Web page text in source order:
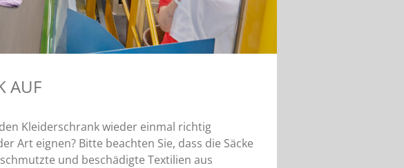
AUF
Kleiderschrank wieder einmal richtig
Art eignen? Bitte beachten Sie, dass die Säcke
und beschädigte Textilien aus